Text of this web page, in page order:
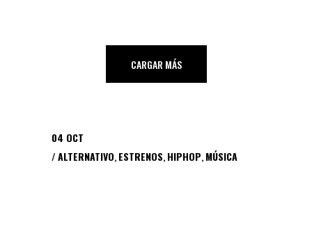
CARGAR MÁS
04 OCT
ALTERNATIVO,ESTRENOS,HIPHOP,MÚSICA